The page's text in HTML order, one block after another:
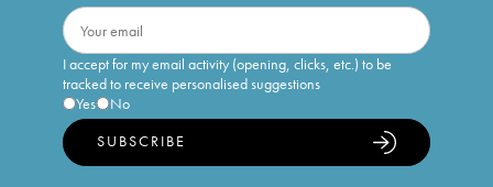
I accept for my email activity (opening, clicks, etc.) to be
tracked to receive personalised suggestions
Yes
No
SUBSCRIBE